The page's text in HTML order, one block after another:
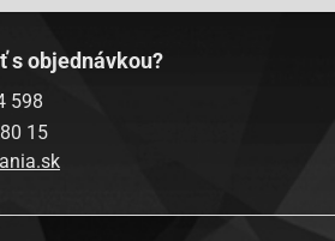
s objednávkou?
598
15